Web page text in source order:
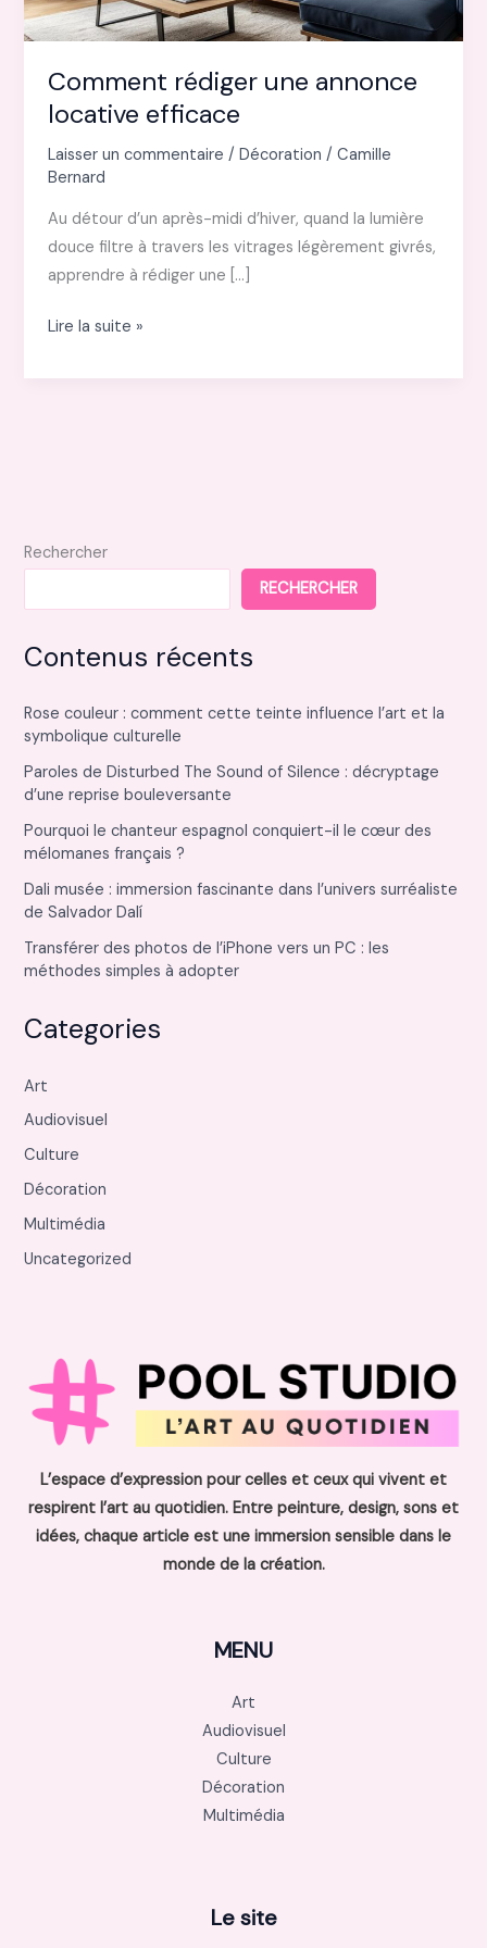
Comment rédiger une annonce
locative efficace
Laisser un commentaire /Décoration /Camille
Bernard
Au détour d’un après-midi d’hiver, quand la lumière
douce filtre à travers les vitrages légèrement givrés,
apprendre à rédiger une […]
Comment
une
Lire la suite »
Rechercher
RECHERCHER
Contenus récents
Rose couleur : comment cette teinte influence l’art et la
symbolique culturelle
Paroles de Disturbed The Sound of Silence : décryptage
d’une reprise bouleversante
Pourquoi le chanteur espagnol conquiert-il le cœur des
mélomanes français ?
Dali musée : immersion fascinante dans l’univers surréaliste
de Salvador Dalí
Transférer des photos de l’iPhone vers un PC : les
méthodes simples à adopter
Categories
Art
Audiovisuel
Culture
Décoration
Multimédia
Uncategorized
L’espace d’expression pour celles et ceux qui vivent et
respirent l’art au quotidien. Entre peinture, design, sons et
idées, chaque article est une immersion sensible dans le
monde de la création.
MENU
Art
Audiovisuel
Culture
Décoration
Multimédia
Le site